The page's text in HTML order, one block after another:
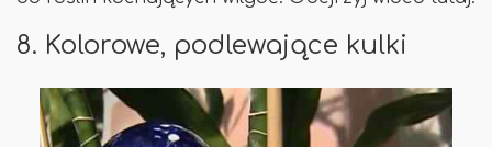
8. Kolorowe, podlewające kulki